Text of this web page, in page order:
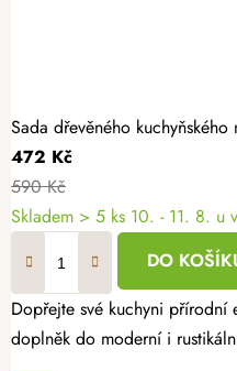
Sada dřevěného kuchyňského
472 Kč
590 Kč
Skladem > 5 ks 10. - 11. 8. u
DO
Dopřejte své kuchyni přírodní
doplněk do moderní i